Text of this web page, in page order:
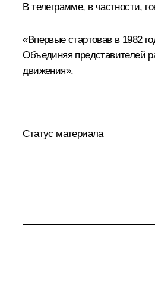
В телеграмме, в частности,
«Впервые стартовав в 1982
Объединяя представителей
движения».
Статус материала